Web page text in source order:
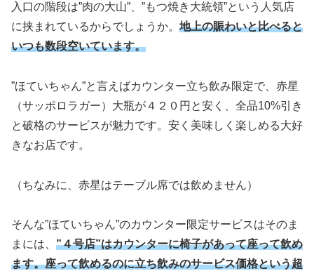
入口の階段は”肉の大山”、”もつ焼き大統領”という人気店
に挟まれているからでしょうか。 地上の賑わいと比べると
いつも数段空いています。
”ほていちゃん”と言えばカウンター立ち飲み限定で、赤星
（サッポロラガー）大瓶が４２０円と安く、全品10%引き
と破格のサービスが魅力です。安く美味しく楽しめる大好
きなお店です。
（ちなみに、赤星はテーブル席では飲めません）
そんな”ほていちゃん”のカウンター限定サービスはそのま
まには、 ”４号店”はカウンターに椅子があって座って飲め
ます。座って飲めるのに立ち飲みのサービス価格という超